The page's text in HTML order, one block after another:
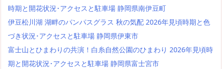
時期と開花状況･アクセスと駐車場 静岡県南伊豆町
伊豆松川湖 湖畔のパンパスグラス 秋の気配 2026年見頃時期と色
づき状況･アクセスと駐車場 静岡県伊東市
富士山とひまわりの共演！白糸自然公園のひまわり 2026年見頃時
期と開花状況･アクセスと駐車場 静岡県富士宮市